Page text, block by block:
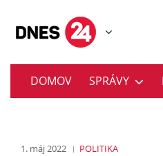
DOMOV SPRÁVY
1. máj 2022 POLITIKA